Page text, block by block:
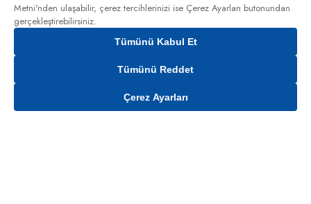
Gelince Haber Ver
Metni'nden ulaşabilir, çerez tercihlerinizi ise Çerez Ayarları butonundan
gerçekleştirebilirsiniz.
Tümünü Kabul Et
Tümünü Reddet
Çerez Ayarları